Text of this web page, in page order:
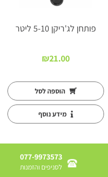
פותחן לג'ריקן 5-10 ליטר
₪21.00
הוספה לסל
מידע נוסף
077-9973573
לסניפים והזמנות